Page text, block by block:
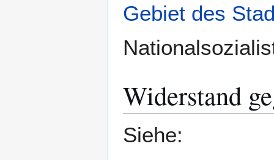
Gebiet des
Widerstand
Siehe: